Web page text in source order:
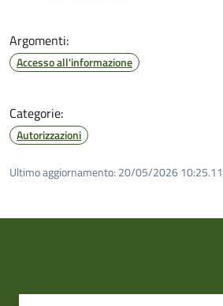
Argomenti:
Accesso all'informazione
Categorie:
Autorizzazioni
Ultimo aggiornamento: 20/05/2026 10:25.11